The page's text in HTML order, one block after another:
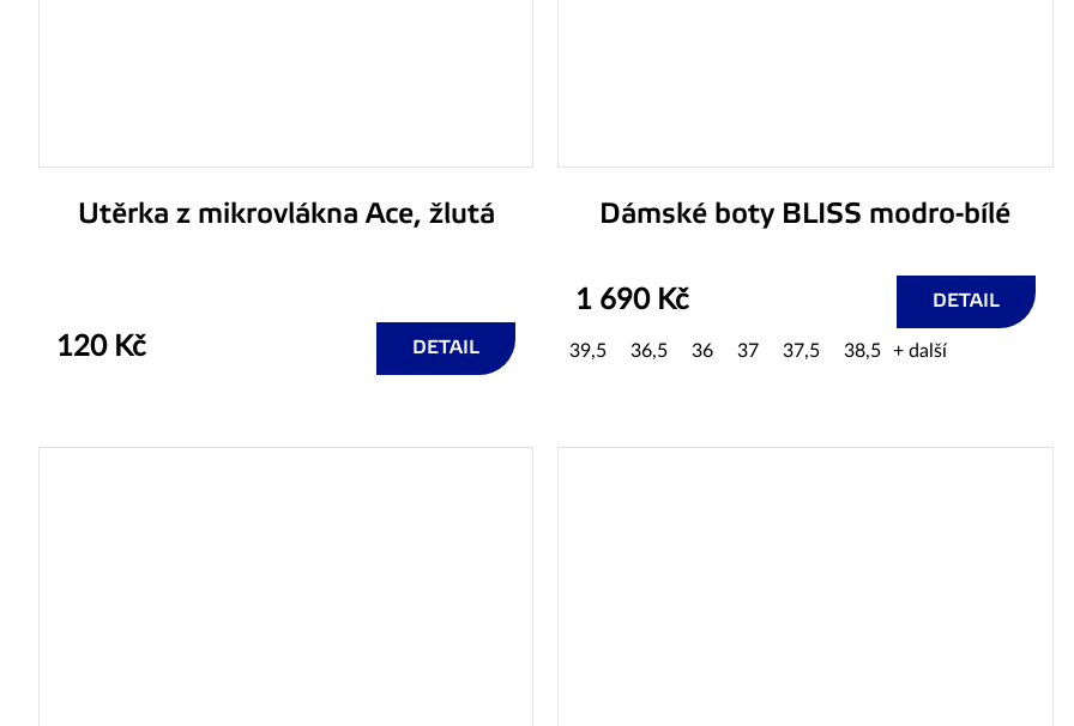
Utěrka z mikrovlákna Ace, žlutá
120 Kč DETAIL
Dámské boty BLISS modro-bílé
1 690 Kč DETAIL
39,5 36,5 36 37 37,5 38,5 + další